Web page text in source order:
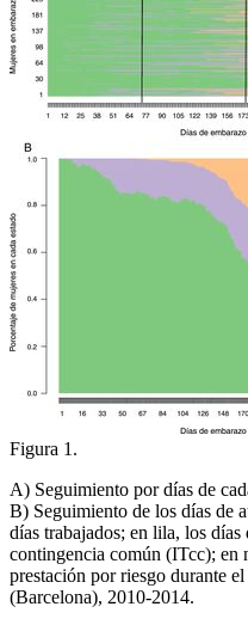
Figura 1.
A) Seguimiento por días de
B) Seguimiento de los días de
días trabajados; en lila, los
contingencia común (ITcc); en
prestación por riesgo durante
(Barcelona), 2010-2014.